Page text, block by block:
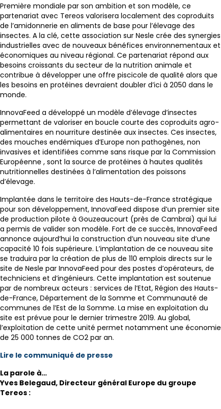
Première mondiale par son ambition et son modèle, ce
partenariat avec Tereos valorisera localement des coproduits
de l’amidonnerie en aliments de base pour l’élevage des
insectes. A la clé, cette association sur Nesle crée des synergies
industrielles avec de nouveaux bénéfices environnementaux et
économiques au niveau régional. Ce partenariat répond aux
besoins croissants du secteur de la nutrition animale et
contribue à développer une offre piscicole de qualité alors que
les besoins en protéines devraient doubler d’ici à 2050 dans le
monde.
InnovaFeed a développé un modèle d’élevage d’insectes
permettant de valoriser en boucle courte des coproduits agro-
alimentaires en nourriture destinée aux insectes. Ces insectes,
des mouches endémiques d’Europe non pathogènes, non
invasives et identifiées comme sans risque par la Commission
Européenne , sont la source de protéines à hautes qualités
nutritionnelles destinées à l’alimentation des poissons
d’élevage.
Implantée dans le territoire des Hauts-de-France stratégique
pour son développement, InnovaFeed dispose d’un premier site
de production pilote à Gouzeaucourt (près de Cambrai) qui lui
a permis de valider son modèle. Fort de ce succès, InnovaFeed
annonce aujourd’hui la construction d’un nouveau site d’une
capacité 10 fois supérieure. L’implantation de ce nouveau site
se traduira par la création de plus de 110 emplois directs sur le
site de Nesle par InnovaFeed pour des postes d’opérateurs, de
techniciens et d’ingénieurs. Cette implantation est soutenue
par de nombreux acteurs : services de l’Etat, Région des Hauts-
de-France, Département de la Somme et Communauté de
communes de l’Est de la Somme. La mise en exploitation du
site est prévue pour le dernier trimestre 2019. Au global,
l’exploitation de cette unité permet notamment une économie
de 25 000 tonnes de CO2 par an.
Lire le communiqué de presse
La parole à…
Yves Belegaud, Directeur général Europe du groupe
Tereos :